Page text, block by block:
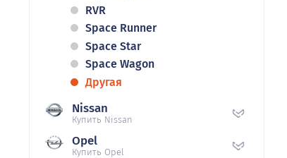
RVR
Space Runner
Space Star
Space Wagon
Другая
Nissan
Купить Nissan
Opel
Купить Opel